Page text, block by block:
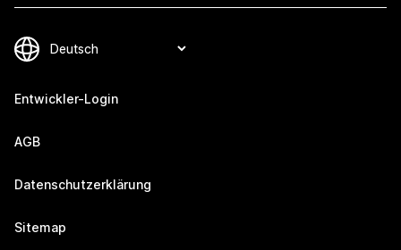
Entwickler-Login
AGB
Datenschutzerklärung
Sitemap